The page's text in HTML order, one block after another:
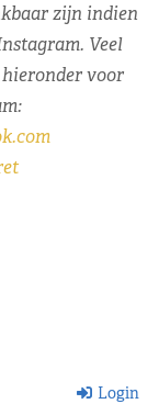
zijn indien
Veel
voor
Login